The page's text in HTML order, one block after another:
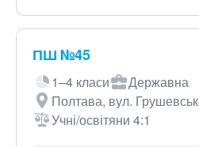
ПШ №45
1–4 класи
Державна
Полтава, вул.
Учні/освітяни 4:1